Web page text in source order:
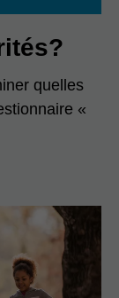
quelles
«